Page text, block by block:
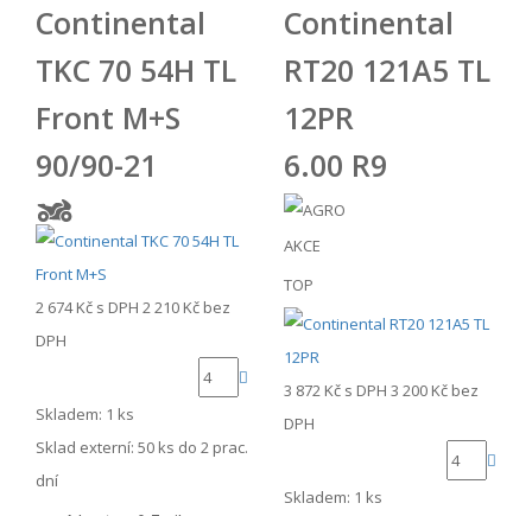
Continental
TKC 70 54H TL
Front M+S
90/90-21
2 674 Kč s DPH 2 210 Kč bez
DPH
Skladem: 1 ks
Sklad externí: 50 ks do 2 prac.
dní
Continental
RT20 121A5 TL
12PR
6.00 R9
AKCE
TOP
3 872 Kč s DPH 3 200 Kč bez
DPH
Skladem: 1 ks